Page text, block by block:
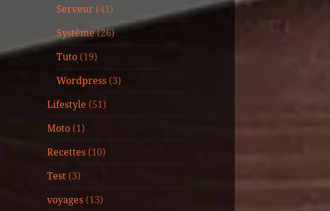
Serveur (41)
Système(26)
Tuto (19)
Wordpress (3)
Lifestyle (51)
Moto (1)
Recettes (10)
Test (3)
voyages (13)